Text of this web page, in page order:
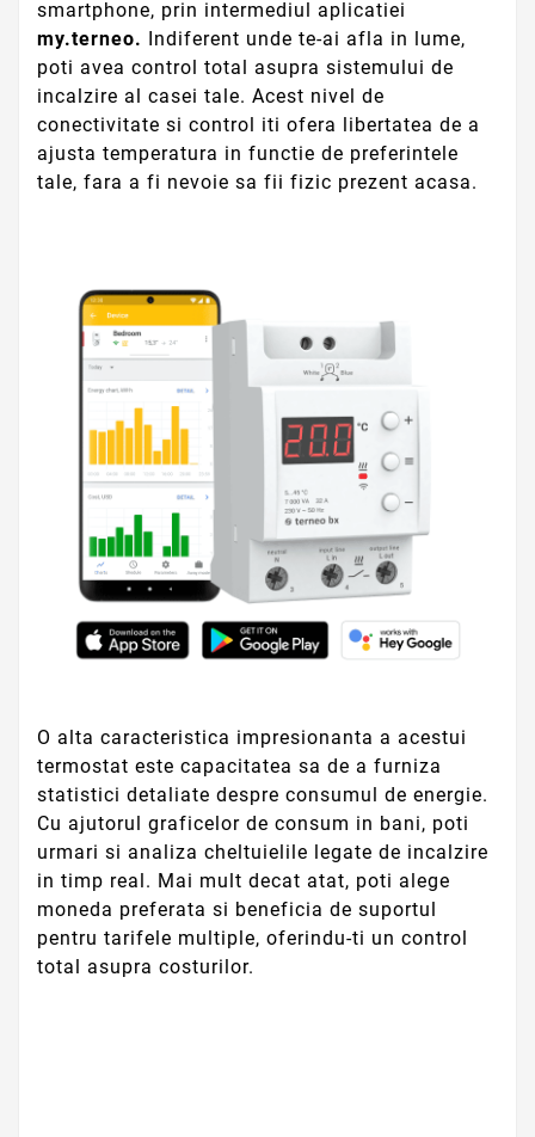
smartphone, prin intermediul aplicatiei
my.terneo.
Indiferent unde te-ai afla in lume,
poti avea control total asupra sistemului de
incalzire al casei tale. Acest nivel de
conectivitate si control iti ofera libertatea de a
ajusta temperatura in functie de preferintele
tale, fara a fi nevoie sa fii fizic prezent acasa.
O alta caracteristica impresionanta a acestui
termostat este capacitatea sa de a furniza
statistici detaliate despre consumul de energie.
Cu ajutorul graficelor de consum in bani, poti
urmari si analiza cheltuielile legate de incalzire
in timp real. Mai mult decat atat, poti alege
moneda preferata si beneficia de suportul
pentru tarifele multiple, oferindu-ti un control
total asupra costurilor.